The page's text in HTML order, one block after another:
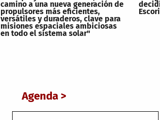
camino a una nueva generación de
propulsores más eficientes,
versátiles y duraderos, clave para
misiones espaciales ambiciosas
en todo el sistema solar"
Agenda >